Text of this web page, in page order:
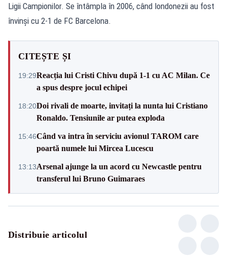
Ligii Campionilor. Se întâmpla în 2006, când londonezii au fost
învinși cu 2-1 de FC Barcelona.
CITEȘTE ȘI
19:29Reacția lui Cristi Chivu după 1-1 cu AC Milan. Ce
a spus despre jocul echipei
18:20Doi rivali de moarte, invitați la nunta lui Cristiano
Ronaldo. Tensiunile ar putea exploda
15:46Când va intra în serviciu avionul TAROM care
poartă numele lui Mircea Lucescu
13:13Arsenal ajunge la un acord cu Newcastle pentru
transferul lui Bruno Guimaraes
Distribuie articolul